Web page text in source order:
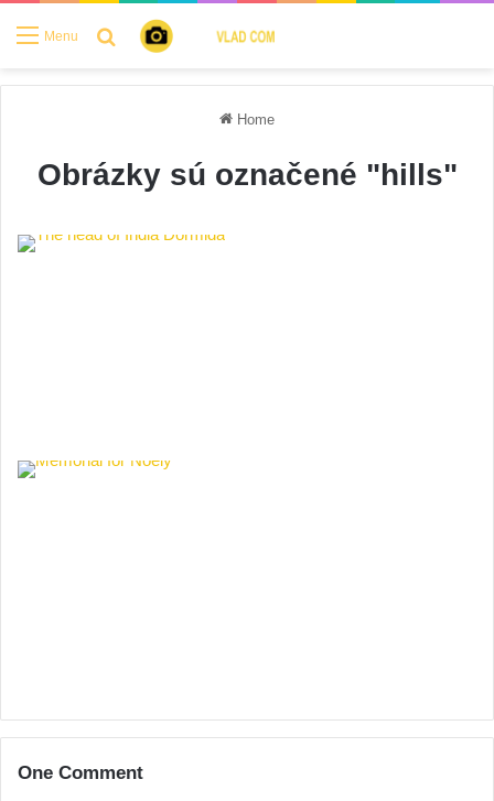
Menu Search for
Home
Obrázky sú označené "hills"
One Comment